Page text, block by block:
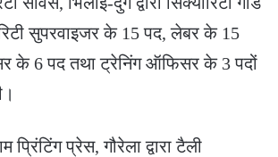
सुपरवाइजर के 15 पद, लेबर के 15
के 6 पद तथा ट्रेनिंग ऑफिसर के 3 पदों
प्रिंटिंग प्रेस, गौरेला द्वारा टैली